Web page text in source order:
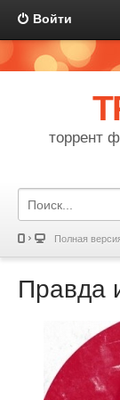
Войти
торрент
Полная
Правда